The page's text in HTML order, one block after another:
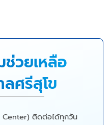
ช่วยเหลือ
ศรีสุโข
Center) ติดต่อได้ทุกวัน